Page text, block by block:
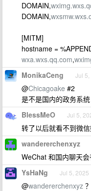
DOMAIN,
DOMAIN,
[MITM]
hostname =
wxa.wxs.qq.com,
MonikaCeng Jul
@Chicagoake #2
是不是国内的政务系
BlessMeO Jul 5,
转了以后就看不到微
wandererchenxyz
WeChat 和国内聊天会
YsHaNg Jul 5, 2025
@wandererchenxyz